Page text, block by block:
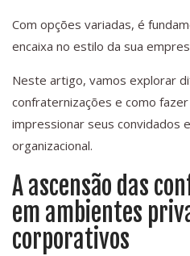
Com opções variadas, é
encaixa no estilo da sua
Neste artigo, vamos explorar
confraternizações e como
impressionar seus convidados
organizacional.
A ascensão das
em ambientes
corporativos